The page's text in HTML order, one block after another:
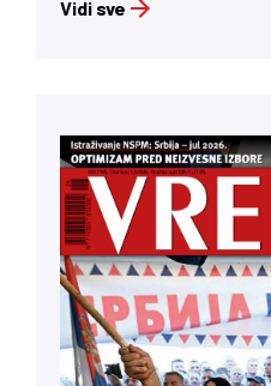
Vidi sve